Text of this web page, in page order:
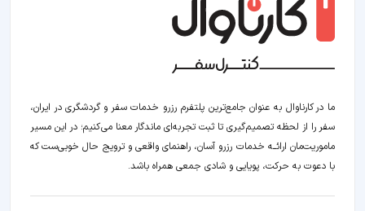
ما در کارناوال به عنوان جامع‌ترین پلتفرم رزرو خدمات سفر و گردشگری در ایران،
سفر را از لحظه‌ تصمیم‌گیری تا ثبت تجربه‌ای ماندگار معنا می‌کنیم؛ در این مسیر‍
ماموریت‌مان اراﺋــﻪ خدمات رزرو آسان، راهنمای واقعی و ترویج حال خوبی‌ست که
با دعوت به حرکت، پویایی و شادی جمعی همراه باشد.